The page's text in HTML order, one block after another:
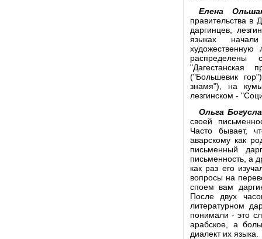
Елена
правительства в
даргинцев,
языках
художественную
"Дагестанская
("Большевик
знамя"), на
лезгинском -
Ольга
своей
Часто бывает,
аварскому как
письменный
письменность, а
как раз его
вопросы на
споем вам
После двух
литературном
понимали - это
арабское, а
диалект их языка.